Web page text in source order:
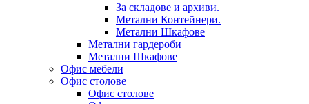
За складове и архиви.
Метални Контейнери.
Метални Шкафове
Метални гардероби
Метални Шкафове
Офис мебели
Офис столове
Офис столове